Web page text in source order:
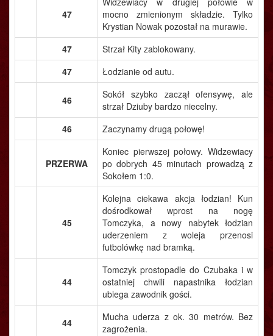
47
mocno zmienionym składzie. Tylko
Krystian Nowak pozostał na murawie.
47
Strzał Kity zablokowany.
47
Łodzianie od autu.
46
Sokół szybko zaczął ofensywę, ale
strzał Dziuby bardzo niecelny.
46
Zaczynamy drugą połowę!
PRZERWA
Koniec pierwszej połowy. Widzewiacy
po dobrych 45 minutach prowadzą z
Sokołem 1:0.
45
Kolejna ciekawa akcja łodzian! Kun
dośrodkował wprost na nogę
Tomczyka, a nowy nabytek łodzian
uderzeniem z woleja przenosi
futbolówkę nad bramką.
44
Tomczyk prostopadle do Czubaka i w
ostatniej chwili napastnika łodzian
ubiega zawodnik gości.
44
Mucha uderza z ok. 30 metrów. Bez
zagrożenia.